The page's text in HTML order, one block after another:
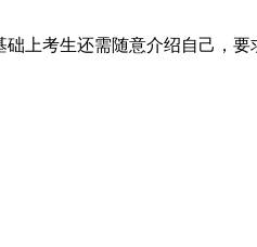
上考生还需随意介绍自己，要